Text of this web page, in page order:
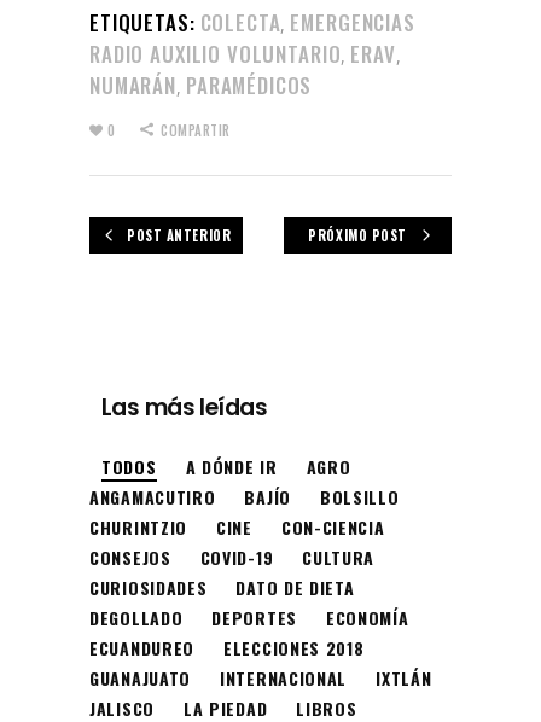
ETIQUETAS: COLECTA, EMERGENCIAS
RADIO AUXILIO VOLUNTARIO, ERAV,
NUMARÁN, PARAMÉDICOS
0 COMPARTIR
POST ANTERIOR PRÓXIMO POST
Las más leídas
TODOS A DÓNDE IR
AGRO
ANGAMACUTIRO
BAJÍO
BOLSILLO
CHURINTZIO
CINE
CON-CIENCIA
CONSEJOS
COVID-19
CULTURA
CURIOSIDADES
DATO DE DIETA
DEGOLLADO
DEPORTES
ECONOMÍA
ECUANDUREO
ELECCIONES 2018
GUANAJUATO
INTERNACIONAL
IXTLÁN
JALISCO
LA PIEDAD
LIBROS